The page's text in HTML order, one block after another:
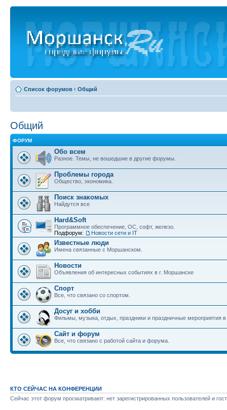
Список форумов ‹ Общий
Общий
ФОРУМ
Обо всем
Разное. Темы, не вошедшие в другие форумы.
Проблемы города
Общество, экономика.
Поиск знакомых
Найдутся все
Hard&Soft
Программное обеспечение, ОС, софт, железо.
Подфорум:
Новости сети и IT
Известные люди
Имена связанные с Моршанском.
Новости
Объявления об интересных событиях в г. Моршанске
Спорт
Все, что связано со спортом.
Досуг и хобби
Фильмы, музыка, отдых, праздники и праздничные мероприятия
Сайт и форум
Все, что связано с работой сайта и форума.
КТО СЕЙЧАС НА КОНФЕРЕНЦИИ
Сейчас этот форум просматривают: нет зарегистрированных пользователей и